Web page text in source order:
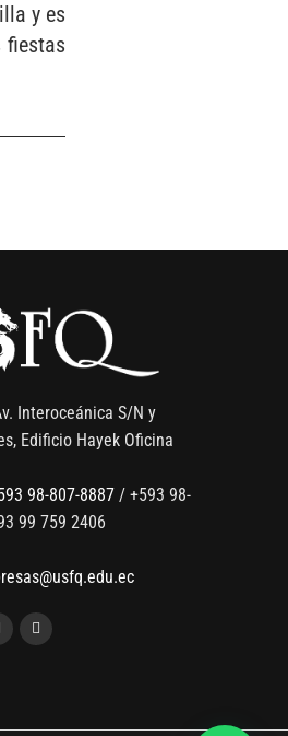
y es
fiestas
Interoceánica S/N y
Edificio Hayek Oficina
98-807-8887 / +593 98-
99 759 2406